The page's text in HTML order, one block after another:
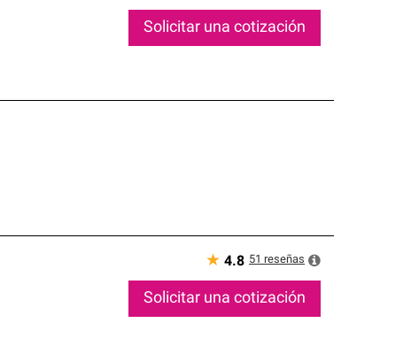
Solicitar una cotización
★ 4.8 51 reseñas
Solicitar una cotización